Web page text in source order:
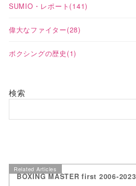
SUMIO・レポート (141)
偉大なファイター(28)
ボクシングの歴史 (1)
検索
Related Articles
BOXING MASTER first 2006-2023